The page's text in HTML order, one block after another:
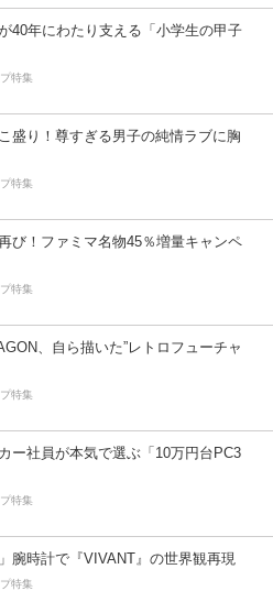
40年にわたり支える「小学生の甲子
特集
盛り！尊すぎる男子の純情ラブに胸
特集
び！ファミマ名物45％増量キャンペ
特集
、自ら描いた”レトロフューチャ
特集
ー社員が本気で選ぶ「10万円台PC3
特集
腕時計で『VIVANT』の世界観再現
特集